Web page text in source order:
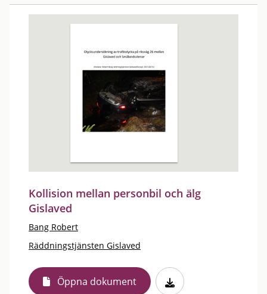
Kollision mellan personbil och älg
Gislaved
Bang Robert
Räddningstjänsten Gislaved
Öppna dokument